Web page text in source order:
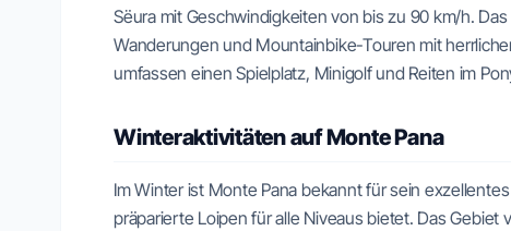
Sëura mit Geschwindigkeiten von bis zu 90 km/h.
Wanderungen und Mountainbike-Touren mit
umfassen einen Spielplatz, Minigolf und Reiten im
Winteraktivitäten auf Monte Pana
Im Winter ist Monte Pana bekannt für sein
präparierte Loipen für alle Niveaus bietet. Das